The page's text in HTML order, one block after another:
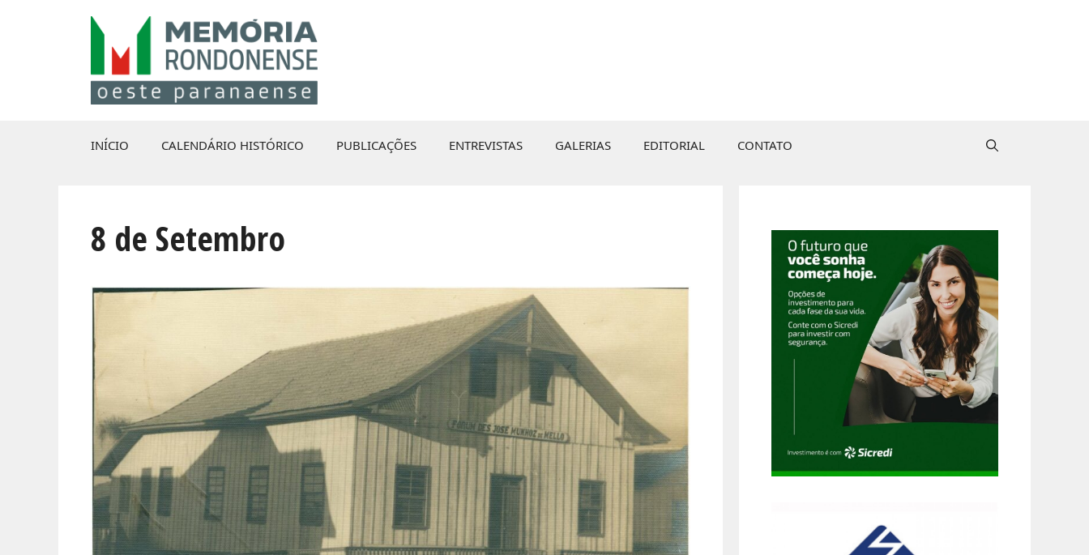
INÍCIO CALENDÁRIO HISTÓRICO PUBLICAÇÕES ENTREVISTAS GALERIAS EDITORIAL CONTATO
8 de Setembro